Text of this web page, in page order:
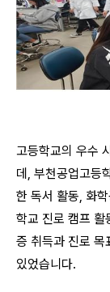
고등학교의 우수
데, 부천공업고등
한 독서 활동, 화
학교 진로 캠프 활
증 취득과 진로 목
있었습니다.